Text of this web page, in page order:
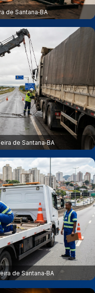
de Santana‑BA
de Santana‑BA
de Santana‑BA